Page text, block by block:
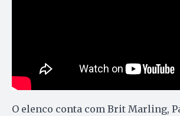
O elenco conta com Brit Marling,